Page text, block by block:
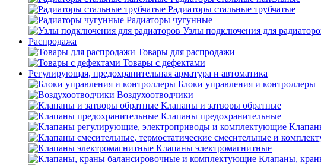
Радиаторы стальные трубчатые
Радиаторы чугунные
Узлы подключения для
Распродажа
Товары для распродажи
Товары с дефектами
Регулирующая, предохранительная арматура и автоматика
Блоки управления и контроллеры
Воздухоотводчики
Клапаны и затворы обратные
Клапаны предохранительные
Клапаны электромагнитные
Клапаны,